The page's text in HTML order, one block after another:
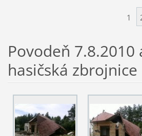
1
Povodeň 7.8.2010
hasičská zbrojnice